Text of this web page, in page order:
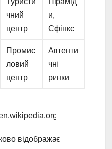
Туристи
чний
центр
Пірамід
и,
Сфінкс
Промис
ловий
центр
Автенти
чні
ринки
відображає